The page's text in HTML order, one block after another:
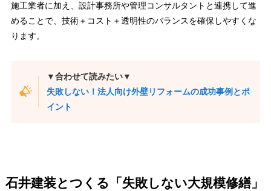
施工業者に加え、設計事務所や管理コンサルタントと連携して進
めることで、技術＋コスト＋透明性のバランスを確保しやすくな
ります。
▼合わせて読みたい▼
失敗しない！法人向け外壁リフォームの成功事例とポ
イント
石井建装とつくる「失敗しない大規模修繕」